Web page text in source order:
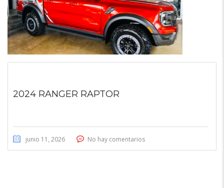
2024 RANGER RAPTOR
junio 11, 2026 No hay comentarios